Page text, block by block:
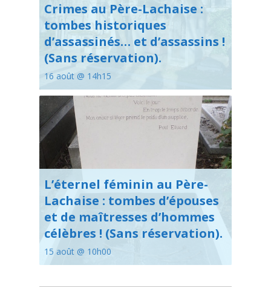
Crimes au Père-Lachaise :
tombes historiques
d’assassinés… et d’assassins !
(Sans réservation).
16 août @ 14h15
L’éternel féminin au Père-
Lachaise : tombes d’épouses
et de maîtresses d’hommes
célèbres ! (Sans réservation).
15 août @ 10h00